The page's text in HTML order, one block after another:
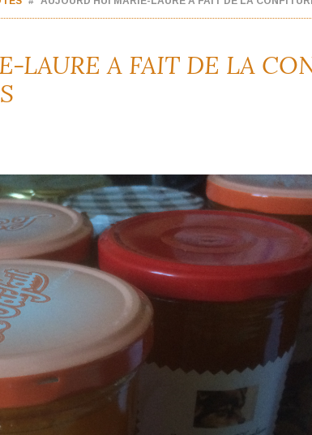
LAURE A FAIT DE LA